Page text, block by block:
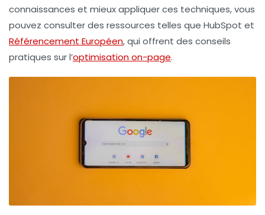
connaissances et mieux appliquer ces techniques, vous
pouvez consulter des ressources telles que HubSpot et
Référencement Européen, qui offrent des conseils
pratiques sur l’optimisation on-page.